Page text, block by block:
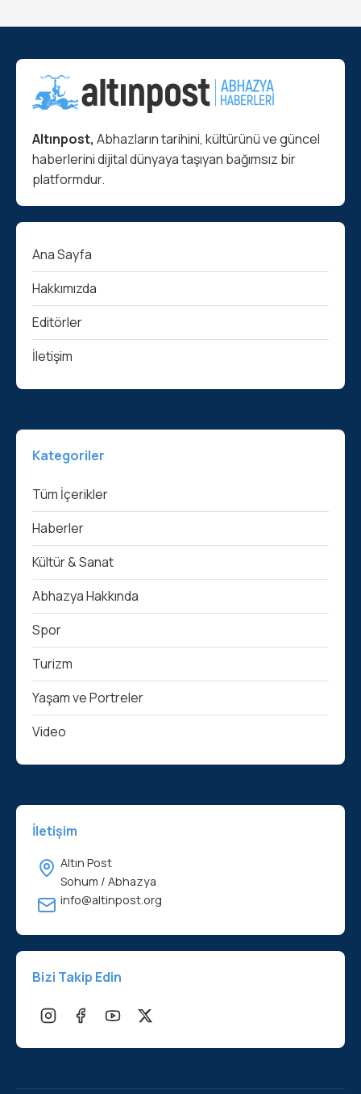
Altınpost, Abhazların tarihini, kültürünü ve güncel
haberlerini dijital dünyaya taşıyan bağımsız bir
platformdur.
Ana Sayfa
Hakkımızda
Editörler
İletişim
Kategoriler
Tüm İçerikler
Haberler
Kültür & Sanat
Abhazya Hakkında
Spor
Turizm
Yaşam ve Portreler
Video
İletişim
Altın Post
Sohum / Abhazya
info@altinpost.org
Bizi Takip Edin